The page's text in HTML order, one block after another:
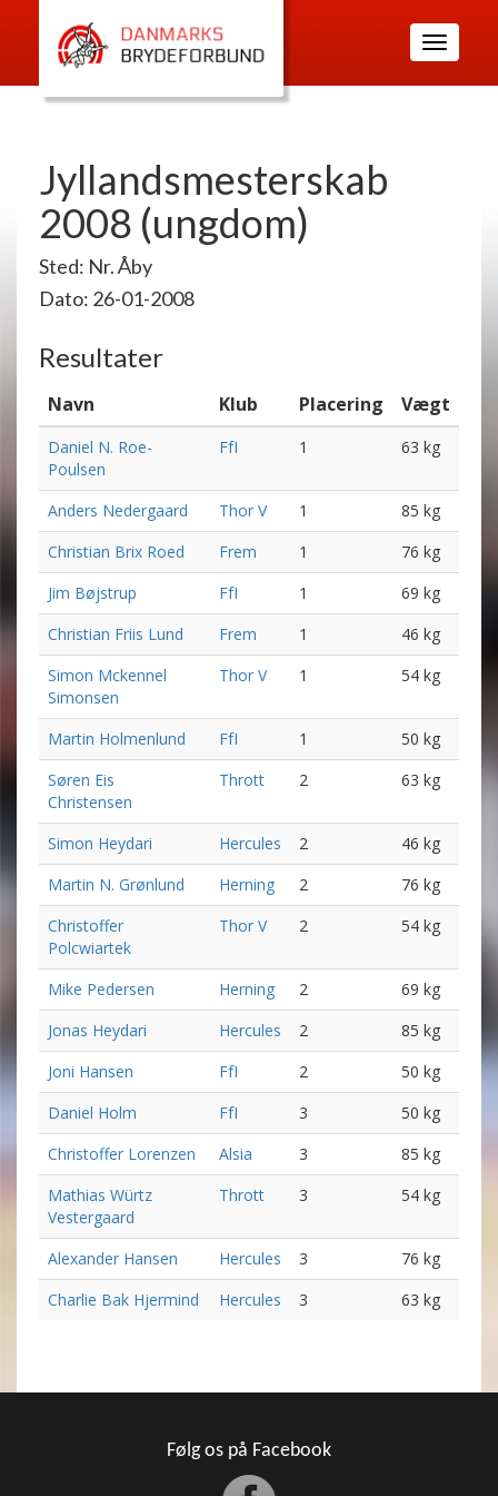
Toggle
navigation
Jyllandsmesterskab
2008 (ungdom)
Sted: Nr. Åby
Dato: 26-01-2008
Resultater
Navn Klub Placering Vægt
Daniel N. Roe-
Poulsen
FfI 1 63 kg
Anders Nedergaard Thor V 1
85 kg
Christian Brix Roed
Frem 1
76 kg
Jim Bøjstrup
FfI 1
69 kg
Christian Friis Lund
Frem 1
46 kg
Simon Mckennel
Simonsen
Thor V 1 54 kg
Martin Holmenlund FfI 1
50 kg
Søren Eis
Christensen
Thrott 2 63 kg
Simon Heydari Hercules 2
46 kg
Martin N. Grønlund
Herning 2
76 kg
Christoffer
Polcwiartek
Thor V 2 54 kg
Mike Pedersen Herning 2
69 kg
Jonas Heydari
Hercules 2
85 kg
Joni Hansen
FfI 2
50 kg
Daniel Holm
FfI 3
50 kg
Christoffer Lorenzen
Alsia 3
85 kg
Mathias Würtz
Vestergaard
Thrott 3 54 kg
Alexander Hansen Hercules 3
76 kg
Charlie Bak Hjermind
Hercules 3 63 kg
Følg os på Facebook